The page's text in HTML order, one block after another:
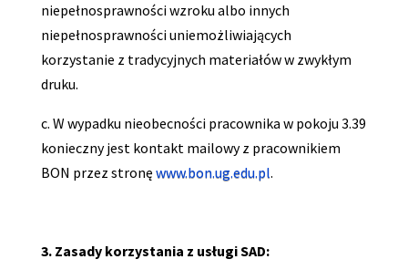
niepełnosprawności wzroku albo innych
niepełnosprawności uniemożliwiających
korzystanie z tradycyjnych materiałów w zwykłym
druku.
c. W wypadku nieobecności pracownika w pokoju 3.39
konieczny jest kontakt mailowy z pracownikiem
BON przez stronę www.bon.ug.edu.pl.
3. Zasady korzystania z usługi SAD: